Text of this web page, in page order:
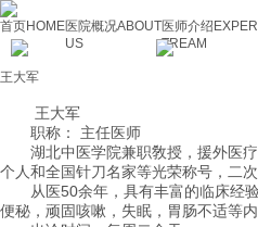
首页HOME医院概况ABOUT
US
医师介绍
TREAM
王大军
王大军
职称： 主任医师
湖北中医学院兼职敎授，援外医疗
个人和全国针刀名家等光荣称号，二
从医50余年，具有丰富的临床经验
便秘，顽固咳嗽，失眠，胃肠不适等内